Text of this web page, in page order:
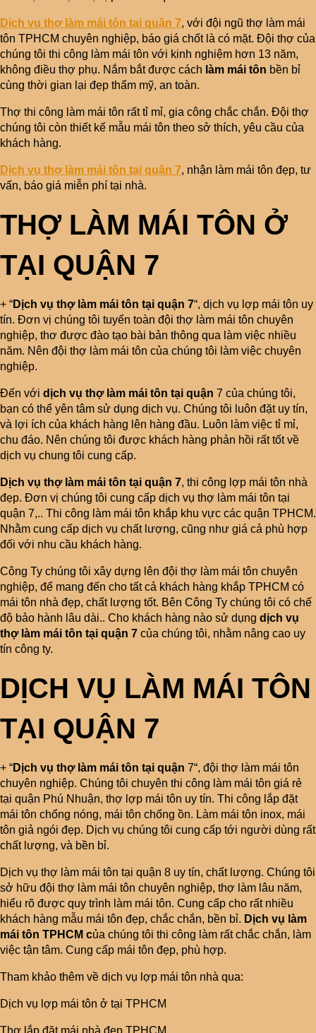
Dịch vụ thợ làm mái tôn tại quận 7, với đội ngũ thợ làm mái
tôn TPHCM chuyên nghiệp, báo giá chốt là có mặt. Đội thợ của
chúng tôi thi công làm mái tôn với kinh nghiệm hơn 13 năm,
không điều thợ phụ. Nắm bắt được cách làm mái tôn bền bỉ
cùng thời gian lại đẹp thẩm mỹ, an toàn.
Thợ thi công làm mái tôn rất tỉ mỉ, gia công chắc chắn. Đội thợ
chúng tôi còn thiết kế mẫu mái tôn theo sở thích, yêu cầu của
khách hàng.
Dịch vụ thợ làm mái tôn tại quận 7, nhận làm mái tôn đẹp, tư
vấn, báo giá miễn phí tại nhà.
THỢ LÀM MÁI TÔN Ở
TẠI QUẬN 7
+ “Dịch vụ thợ làm mái tôn tại quận 7“, dịch vụ lợp mái tôn uy
tín. Đơn vị chúng tôi tuyển toàn đội thợ làm mái tôn chuyên
nghiệp, thơ được đào tạo bài bản thông qua làm việc nhiều
năm. Nên đội thợ làm mái tôn của chúng tôi làm việc chuyên
nghiệp.
Đến với dịch vụ thợ làm mái tôn tại quận 7 của chúng tôi,
bạn có thể yên tâm sử dụng dịch vụ. Chúng tôi luôn đặt uy tín,
và lợi ích của khách hàng lên hàng đầu. Luôn làm việc tỉ mỉ,
chu đáo. Nên chúng tôi được khách hàng phản hồi rất tốt về
dịch vụ chung tôi cung cấp.
Dịch vụ thợ làm mái tôn tại quận 7, thi công lợp mái tôn nhà
đẹp. Đơn vị chúng tôi cung cấp dịch vụ thợ làm mái tôn tại
quận 7,.. Thi công làm mái tôn khắp khu vực các quận TPHCM.
Nhằm cung cấp dịch vụ chất lượng, cũng như giá cả phù hợp
đối với nhu cầu khách hàng.
Công Ty chúng tôi xây dựng lên đội thợ làm mái tôn chuyên
nghiệp, để mang đến cho tất cả khách hàng khắp TPHCM có
mái tôn nhà đẹp, chất lượng tốt. Bên Công Ty chúng tôi có chế
độ bảo hành lâu dài.. Cho khách hàng nào sử dụng dịch vụ
thợ làm mái tôn tại quận 7 của chúng tôi, nhằm nâng cao uy
tín công ty.
DỊCH VỤ LÀM MÁI TÔN
TẠI QUẬN 7
+ “Dịch vụ thợ làm mái tôn tại quận 7“, đội thợ làm mái tôn
chuyên nghiệp. Chúng tôi chuyên thi công làm mái tôn giá rẻ
tại quận Phú Nhuận, thợ lợp mái tôn uy tín. Thi công lắp đặt
mái tôn chống nóng, mái tôn chống ồn. Làm mái tôn inox, mái
tôn giả ngói đẹp. Dịch vụ chúng tôi cung cấp tới người dùng rất
chất lượng, và bền bỉ.
Dịch vụ thợ làm mái tôn tại quận 8 uy tín, chất lượng. Chúng tôi
sở hữu đội thợ làm mái tôn chuyên nghiệp, thợ làm lâu năm,
hiểu rõ được quy trình làm mái tôn. Cung cấp cho rất nhiều
khách hàng mẫu mái tôn đẹp, chắc chắn, bền bỉ. Dịch vụ làm
mái tôn TPHCM của chúng tôi thi công làm rất chắc chắn, làm
việc tận tâm. Cung cấp mái tôn đẹp, phù hợp.
Tham khảo thêm về dịch vụ lợp mái tôn nhà qua:
Dịch vụ lợp mái tôn ở tại TPHCM
Thợ lắp đặt mái nhà đẹp TPHCM